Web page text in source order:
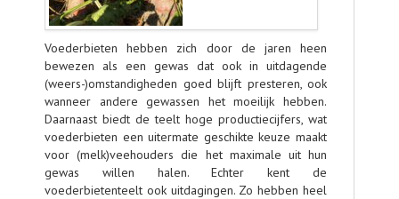
Voederbieten hebben zich door de jaren heen
bewezen als een gewas dat ook in uitdagende
(weers-)omstandigheden goed blijft presteren, ook
wanneer andere gewassen het moeilijk hebben.
Daarnaast biedt de teelt hoge productiecijfers, wat
voederbieten een uitermate geschikte keuze maakt
voor (melk)veehouders die het maximale uit hun
gewas willen halen. Echter kent de
voederbietenteelt ook uitdagingen. Zo hebben heel